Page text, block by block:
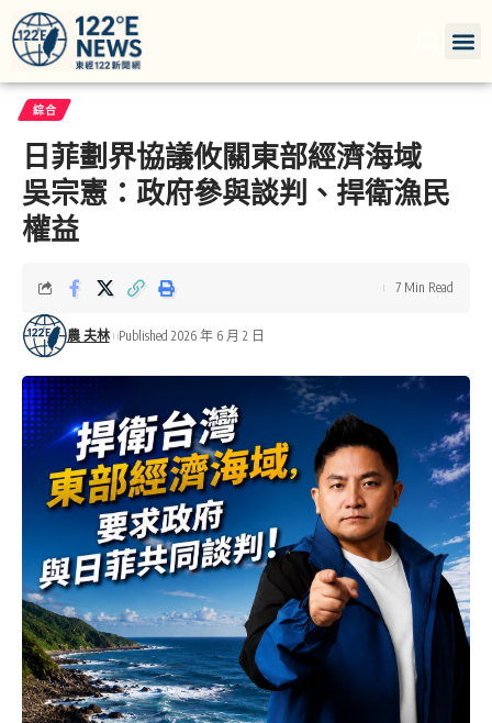
綜合
日菲劃界協議攸關東部經濟海域
吳宗憲：政府參與談判、捍衛漁民
權益
農 夫林 Published 2026 年 6 月 2 日
7 Min Read